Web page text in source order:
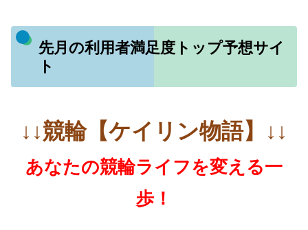
先月の利用者満足度トップ予想サイ
ト
↓↓競輪【ケイリン物語】↓↓
あなたの競輪ライフを変える一
歩！